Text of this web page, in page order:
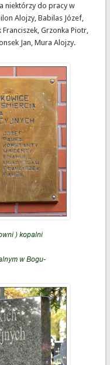
niektórzy do pracy w
Alojzy, Babilas Józef,
Grzonka Piotr,
Jan, Mura Alojzy.